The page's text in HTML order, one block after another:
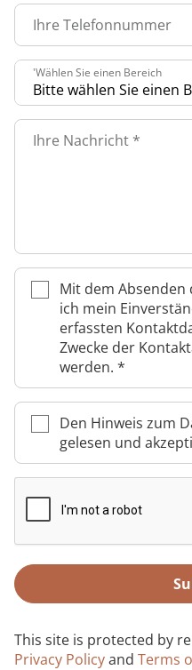
Anreise
FAQs
Kontakt
Kosten &
Zuzahlung &
Checkliste zum
Kinder-und
Gastroenterologie
Geriatrie
Long Covid
Onkologie
Pneumologie
Rheumatologie
Prävention
Nachsorge
Qualität & Expertise
Energiepolitik
Ihr Weg zu MEDIAN
Kosten &
Zuzahlung &
Reha FAQ
Reha Checkliste
Über MEDIAN
Kooperationen
Presse
Karriere
Ihre Telefonnummer
'Wählen Sie einen Bereich
Ihre Nachricht *
Mit dem
ich mein
erfassten
Zwecke der
werden. *
Den Hinweis zum
gelesen und
This site is protected by
Privacy Policyand Terms